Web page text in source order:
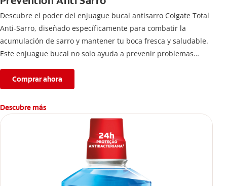
Descubre el poder del enjuague bucal antisarro Colgate Total
Anti-Sarro, diseñado específicamente para combatir la
acumulación de sarro y mantener tu boca fresca y saludable.
Este enjuague bucal no solo ayuda a prevenir problemas
Comprar ahora
Descubre más